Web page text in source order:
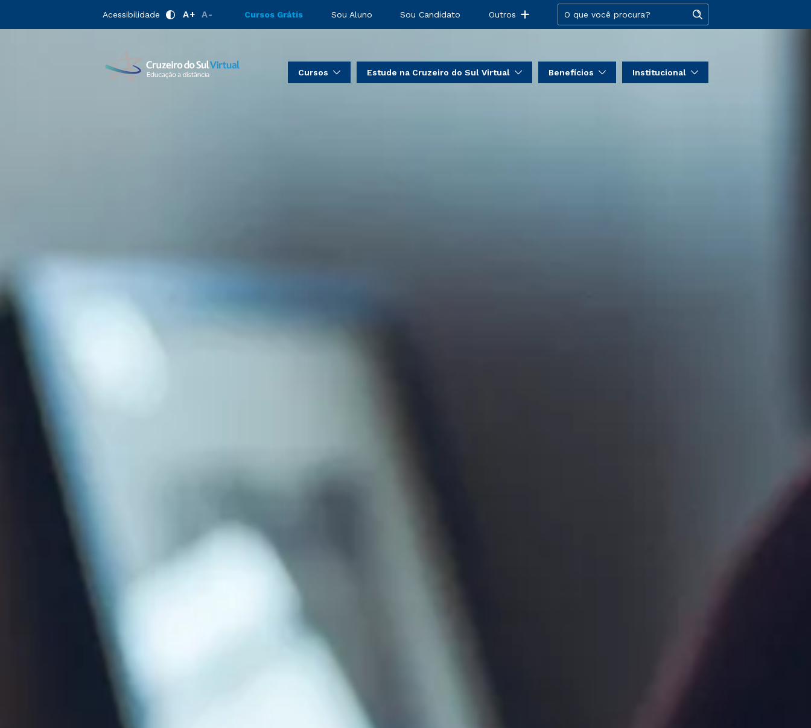
Acessibilidade A+ A- Cursos Grátis Sou Aluno Sou Candidato Outros
Cursos Estude na Cruzeiro do Sul Virtual Benefícios Institucional